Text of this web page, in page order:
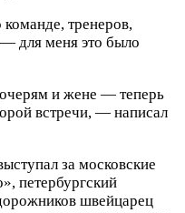
тренеров,
для меня это было
и жене — теперь
встречи, — написал
за московские
петербургский
швейцарец